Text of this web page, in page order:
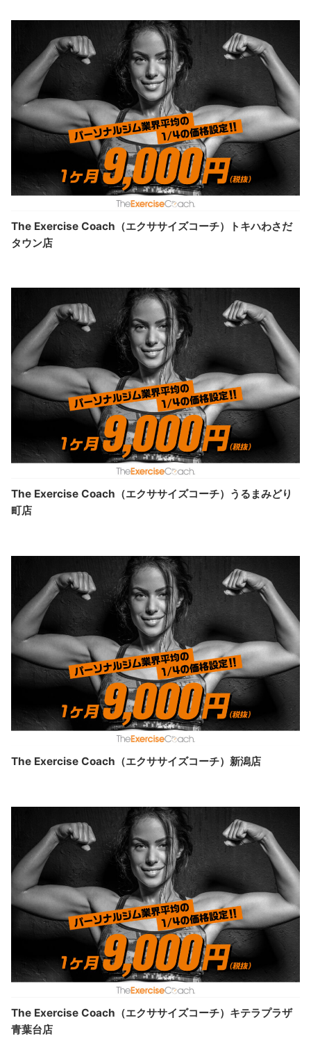
The Exercise Coach（エクササイズコーチ）トキハわさだ
タウン店
The Exercise Coach（エクササイズコーチ）うるまみどり
町店
The Exercise Coach（エクササイズコーチ）新潟店
The Exercise Coach（エクササイズコーチ）キテラプラザ
青葉台店